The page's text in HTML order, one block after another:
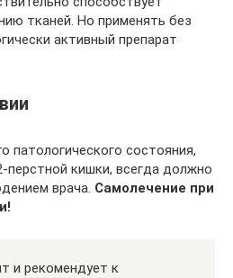
тканей. Но применять без
активный препарат
патологического состояния,
перстной кишки, всегда должно
врача. Самолечение при
и рекомендует к